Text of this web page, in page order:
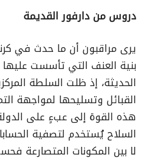
دروس من دارفور القديمة
يرى مراقبون أن ما حدث في
بنية العنف التي تأسست عليها
الحديثة، إذ ظلت السلطة
القبائل وتسليحها لمواجهة
هذه القوة إلى عبءٍ على
السلاح يُستخدم لتصفية
لا بين المكونات المتصارعة